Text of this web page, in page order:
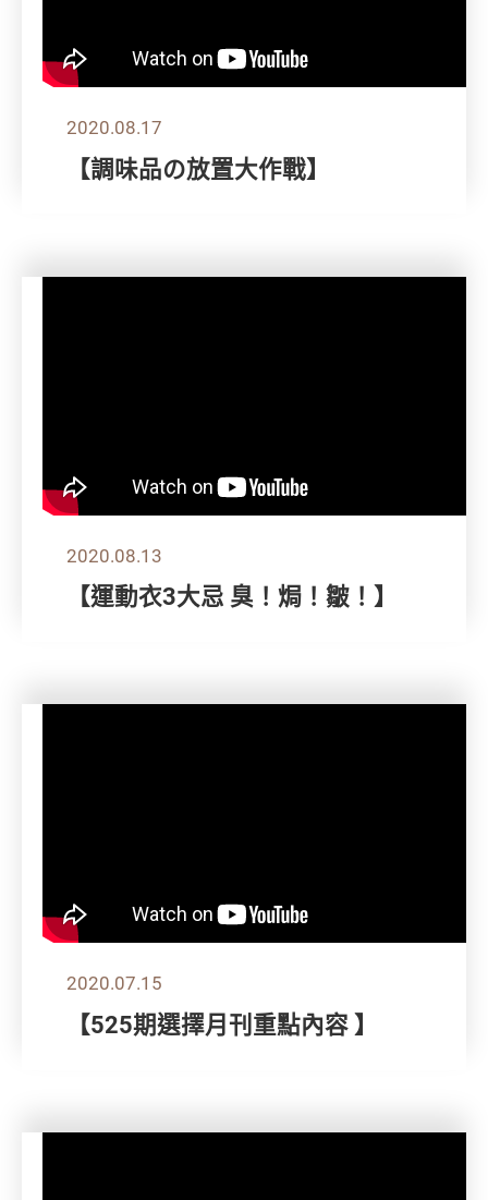
2020.08.17
【調味品の放置大作戰】
2020.08.13
【運動衣3大忌 臭！焗！皺！】
2020.07.15
【525期選擇月刊重點內容 】